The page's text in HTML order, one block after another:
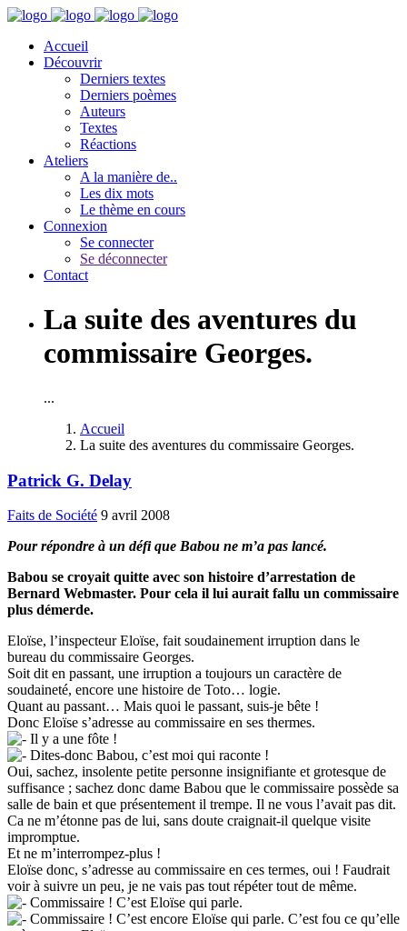
Accueil
Découvrir
Derniers textes
Derniers poèmes
Auteurs
Textes
Réactions
Ateliers
A la manière de..
Les dix mots
Le thème en cours
Connexion
Se connecter
Se déconnecter
Contact
La suite des aventures du
commissaire Georges.
...
Accueil
La suite des aventures du commissaire Georges.
Patrick G. Delay
Faits de Société 9 avril 2008
Pour répondre à un défi que Babou ne m’a pas lancé.
Babou se croyait quitte avec son histoire d’arrestation de
Bernard Webmaster. Pour cela il lui aurait fallu un commissaire
plus démerde.
Eloïse, l’inspecteur Eloïse, fait soudainement irruption dans le
bureau du commissaire Georges.
Soit dit en passant, une irruption a toujours un caractère de
soudaineté, encore une histoire de Toto… logie.
Quant au passant… Mais quoi le passant, suis-je bête !
Donc Eloïse s’adresse au commissaire en ses thermes.
Il y a une fôte !
Dites-donc Babou, c’est moi qui raconte !
Oui, sachez, insolente petite personne insignifiante et grotesque de
suffisance ; sachez donc dame Babou que le commissaire possède sa
salle de bain et que présentement il trempe. Il ne vous l’avait pas dit.
Ca ne m’étonne pas de lui, sans doute craignait-il quelque visite
impromptue.
Et ne m’interrompez-plus !
Eloïse donc, s’adresse au commissaire en ces termes, oui ! Faudrait
voir à suivre un peu, je ne vais pas tout répéter tout de même.
Commissaire ! C’est Eloïse qui parle.
Commissaire ! C’est encore Eloïse qui parle. C’est fou ce qu’elle